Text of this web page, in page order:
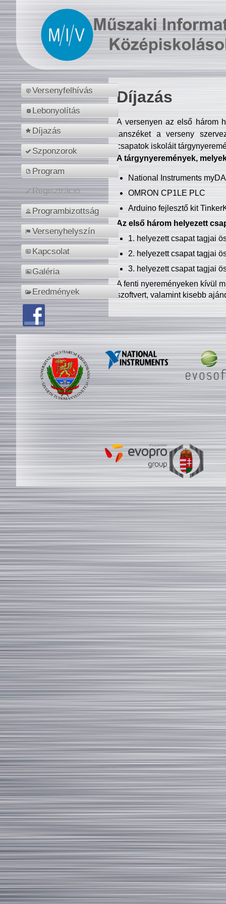
Versenyfelhívás
Lebonyolítás
Díjazás
Szponzorok
Program
Regisztráció
Programbizottság
Versenyhelyszín
Kapcsolat
Galéria
Eredmények
Díjazás
A versenyen az első három
tanszéket a verseny
csapatok iskoláit
A tárgynyeremények,
National Instruments
OMRON CP1LE PLC
Arduino fejlesztő kit
Az első három helyezett
1. helyezett csapat tagjai
2. helyezett csapat tagjai
3. helyezett csapat tagjai
A fenti nyereményeken kívül
szoftvert, valamint kisebb